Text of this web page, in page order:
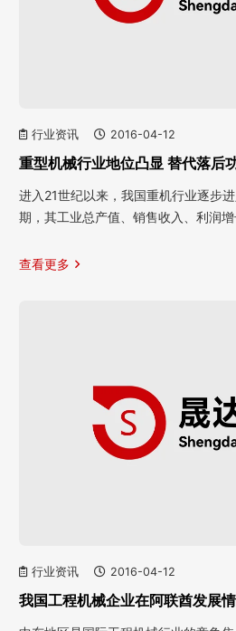
行业资讯 2016-04-12
重型机械行业地位凸显 替代落后
进入21世纪以来，我国重机行业逐步
期，其工业总产值、销售收入、利润
查看更多
行业资讯 2016-04-12
我国工程机械企业在阿联酋发展